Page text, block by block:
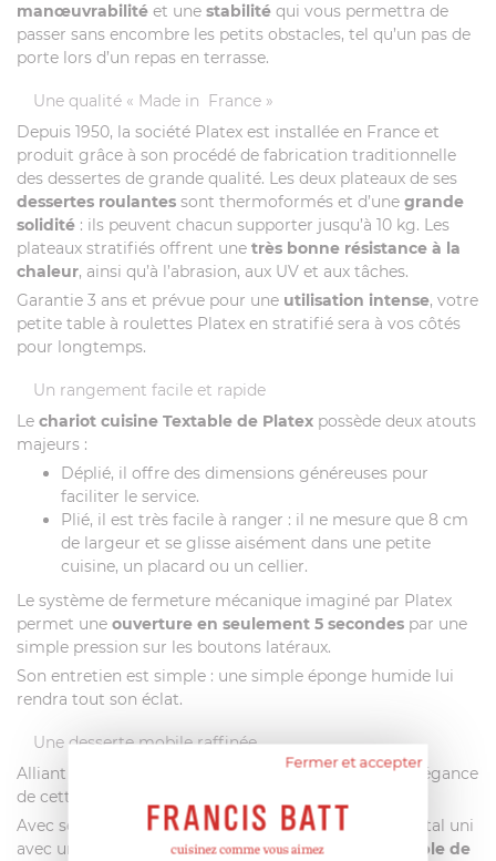
manœuvrabilité et une stabilité qui vous permettra de
passer sans encombre les petits obstacles, tel qu’un pas de
porte lors d’un repas en terrasse.
Une qualité « Made in France »
Depuis 1950, la société Platex est installée en France et
produit grâce à son procédé de fabrication traditionnelle
des dessertes de grande qualité. Les deux plateaux de ses
dessertes roulantes sont thermoformés et d’une grande
solidité : ils peuvent chacun supporter jusqu’à 10 kg. Les
plateaux stratifiés offrent une très bonne résistance à la
chaleur, ainsi qu’à l’abrasion, aux UV et aux tâches.
Garantie 3 ans et prévue pour une utilisation intense, votre
petite table à roulettes Platex en stratifié sera à vos côtés
pour longtemps.
Un rangement facile et rapide
Le chariot cuisine Textable de Platex possède deux atouts
majeurs :
Déplié, il offre des dimensions généreuses pour
faciliter le service.
Plié, il est très facile à ranger : il ne mesure que 8 cm
de largeur et se glisse aisément dans une petite
cuisine, un placard ou un cellier.
Le système de fermeture mécanique imaginé par Platex
permet une ouverture en seulement 5 secondes par une
simple pression sur les boutons latéraux.
Son entretien est simple : une simple éponge humide lui
rendra tout son éclat.
Une desserte mobile raffinée
Alliant des matériaux nobles et un design soigné, l’élégance
de cette
Avec ses
montants chromés et ses plateaux gris métal uni
avec une finition mat,la desserte à roulettes Textable de
Fermer et accepter